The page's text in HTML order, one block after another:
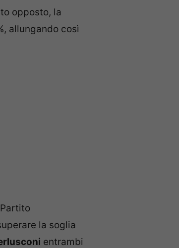
opposto, la
allungando così
la soglia
entrambi